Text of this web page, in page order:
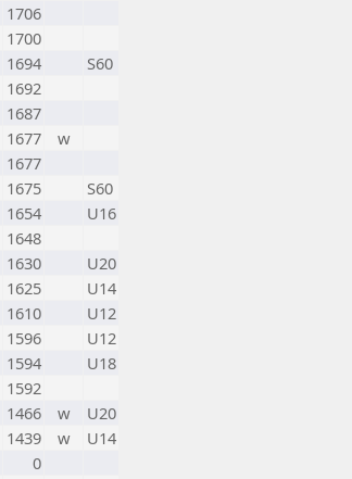
1706
1700
1694
S60
1692
1687
1677
w
1677
1675
S60
1654
U16
1648
1630
U20
1625
U14
1610
U12
1596
U12
1594
U18
1592
1466 w
U20
1439 w
U14
0